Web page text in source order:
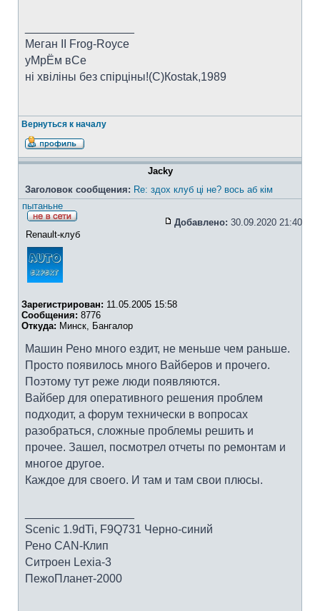
Меган II Frog-Royce
уМрЁм вСе
ні хвіліны без спірціны!(C)Коstak,1989
Вернуться к началу
Jacky
Заголовок сообщения: Re: здох клуб ці не? вось аб кім
пытаньне
Добавлено: 30.09.2020 21:40
Renault-клуб
Зарегистрирован: 11.05.2005 15:58
Сообщения: 8776
Откуда: Минск, Бангалор
Машин Рено много ездит, не меньше чем раньше.
Просто появилось много Вайберов и прочего.
Поэтому тут реже люди появляются.
Вайбер для оперативного решения проблем
подходит, а форум технически в вопросах
разобраться, сложные проблемы решить и
прочее. Зашел, посмотрел отчеты по ремонтам и
многое другое.
Каждое для своего. И там и там свои плюсы.
Scenic 1.9dTi, F9Q731 Черно-синий
Рено CAN-Клип
Ситроен Lexia-3
ПежоПланет-2000